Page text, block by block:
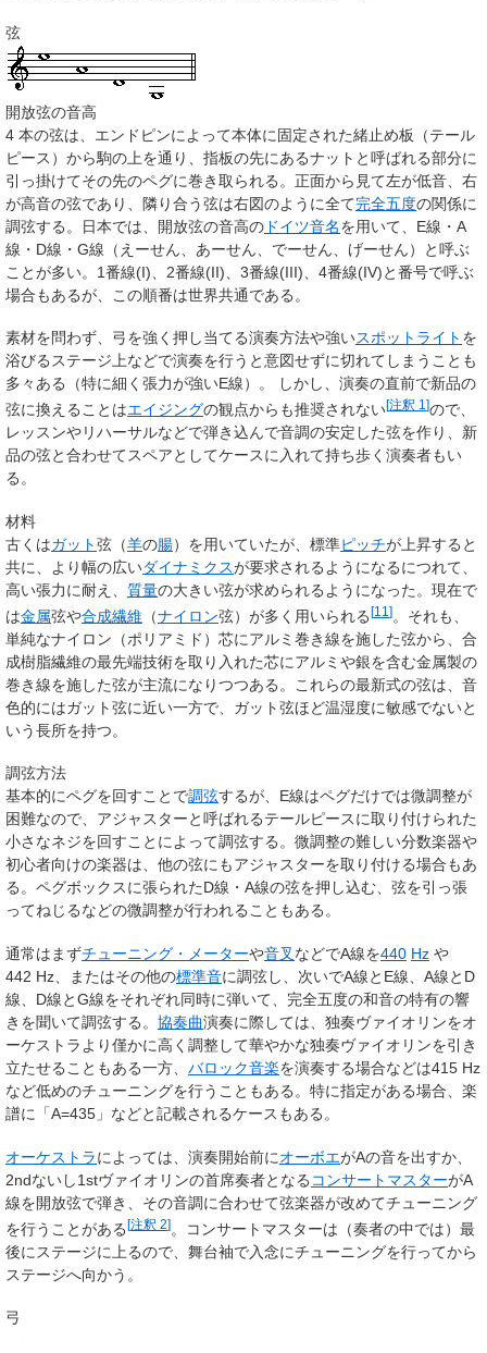
弦
開放弦の音高
4 本の弦は、エンドピンによって本体に固定された緒止め板（テール
ピース）から駒の上を通り、指板の先にあるナットと呼ばれる部分に
引っ掛けてその先のペグに巻き取られる。正面から見て左が低音、右
が高音の弦であり、隣り合う弦は右図のように全て完全五度の関係に
調弦する。日本では、開放弦の音高の ドイツ音名を用いて、E線・A
線・D線・G線（えーせん、あーせん、でーせん、げーせん）と呼ぶ
ことが多い。1番線(I)、2番線(II)、3番線(III)、4番線(IV)と番号で呼ぶ
場合もあるが、この順番は世界共通である。
素材を問わず、弓を強く押し当てる演奏方法や強いスポットライト を
浴びるステージ上などで演奏を行うと意図せずに切れてしまうことも
多々ある（特に細く張力が強いE線）。 しかし、演奏の直前で新品の
弦に換えることはエイジングの観点からも推奨されない[注釈 1 ]ので、
レッスンやリハーサルなどで弾き込んで音調の安定した弦を作り、新
品の弦と合わせてスペアとしてケースに入れて持ち歩く演奏者もい
る。
材料
古くはガット弦（羊の腸）を用いていたが、標準ピッチが上昇すると
共に、より幅の広いダイナミクスが要求されるようになるにつれて、
高い張力に耐え、 質量の大きい弦が求められるようになった。現在で
は金属弦や合成繊維 （ナイロン弦）が多く用いられる[11 ]。それも、
単純なナイロン（ポリアミド）芯にアルミ巻き線を施した弦から、合
成樹脂繊維の最先端技術を取り入れた芯にアルミや銀を含む金属製の
巻き線を施した弦が主流になりつつある。これらの最新式の弦は、音
色的にはガット弦に近い一方で、ガット弦ほど温湿度に敏感でないと
いう長所を持つ。
調弦方法
基本的にペグを回すことで調弦するが、E線はペグだけでは微調整が
困難なので、アジャスターと呼ばれるテールピースに取り付けられた
小さなネジを回すことによって調弦する。微調整の難しい分数楽器や
初心者向けの楽器は、他の弦にもアジャスターを取り付ける場合もあ
る。ペグボックスに張られたD線・A線の弦を押し込む、弦を引っ張
ってねじるなどの微調整が行われることもある。
通常はまずチューニング・メーターや音叉 などでA線を440 Hz や
442 Hz、またはその他の標準音に調弦し、次いでA線とE線、A線とD
線、D線とG線をそれぞれ同時に弾いて、完全五度の和音の特有の響
きを聞いて調弦する。 協奏曲演奏に際しては、独奏ヴァイオリンをオ
ーケストラより僅かに高く調整して華やかな独奏ヴァイオリンを引き
立たせることもある一方、 バロック音楽を演奏する場合などは415 Hz
など低めのチューニングを行うこともある。特に指定がある場合、楽
譜に「A=435」などと記載されるケースもある。
オーケストラによっては、演奏開始前にオーボエがAの音を出すか、
2ndないし1stヴァイオリンの首席奏者となる コンサートマスターがA
線を開放弦で弾き、その音調に合わせて弦楽器が改めてチューニング
を行うことがある[注釈 2]。コンサートマスターは（奏者の中では）最
後にステージに上るので、舞台袖で入念にチューニングを行ってから
ステージへ向かう。
弓